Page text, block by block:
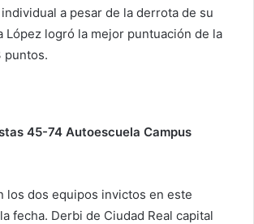
a pesar de la derrota de su
López logró la mejor puntuación de la
puntos.
45-74 Autoescuela Campus
los dos equipos invictos en este
fecha. Derbi de Ciudad Real capital